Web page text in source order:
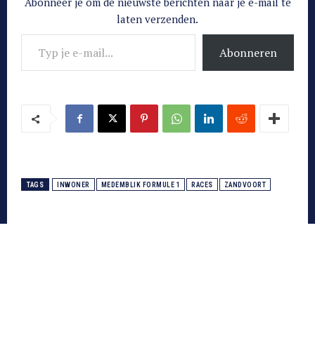
laten verzenden.
Typ je e-mail...
Abonneren
TAGS INWONER MEDEMBLIK FORMULE 1 RACES ZANDVOORT